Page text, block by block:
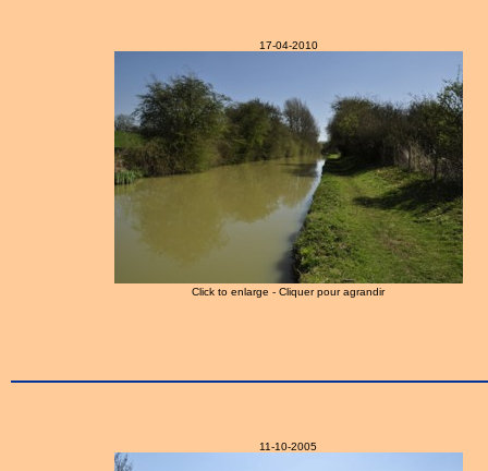
17-04-2010
Click to enlarge - Cliquer pour agrandir
11-10-2005